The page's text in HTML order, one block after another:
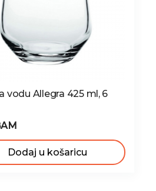
vodu Allegra 425 ml, 6
Dodaj u košaricu